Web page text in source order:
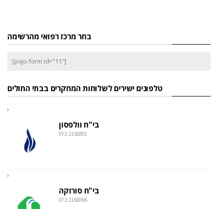
בחר מרכז רפואי מהרשימה
[pojo-form id="11"]
טלפונים ישירים לשלוחות המחקרים בבתי החולים
בי"ח וולפסון
072-2160055
בי"ח סורוקה
072-2160066